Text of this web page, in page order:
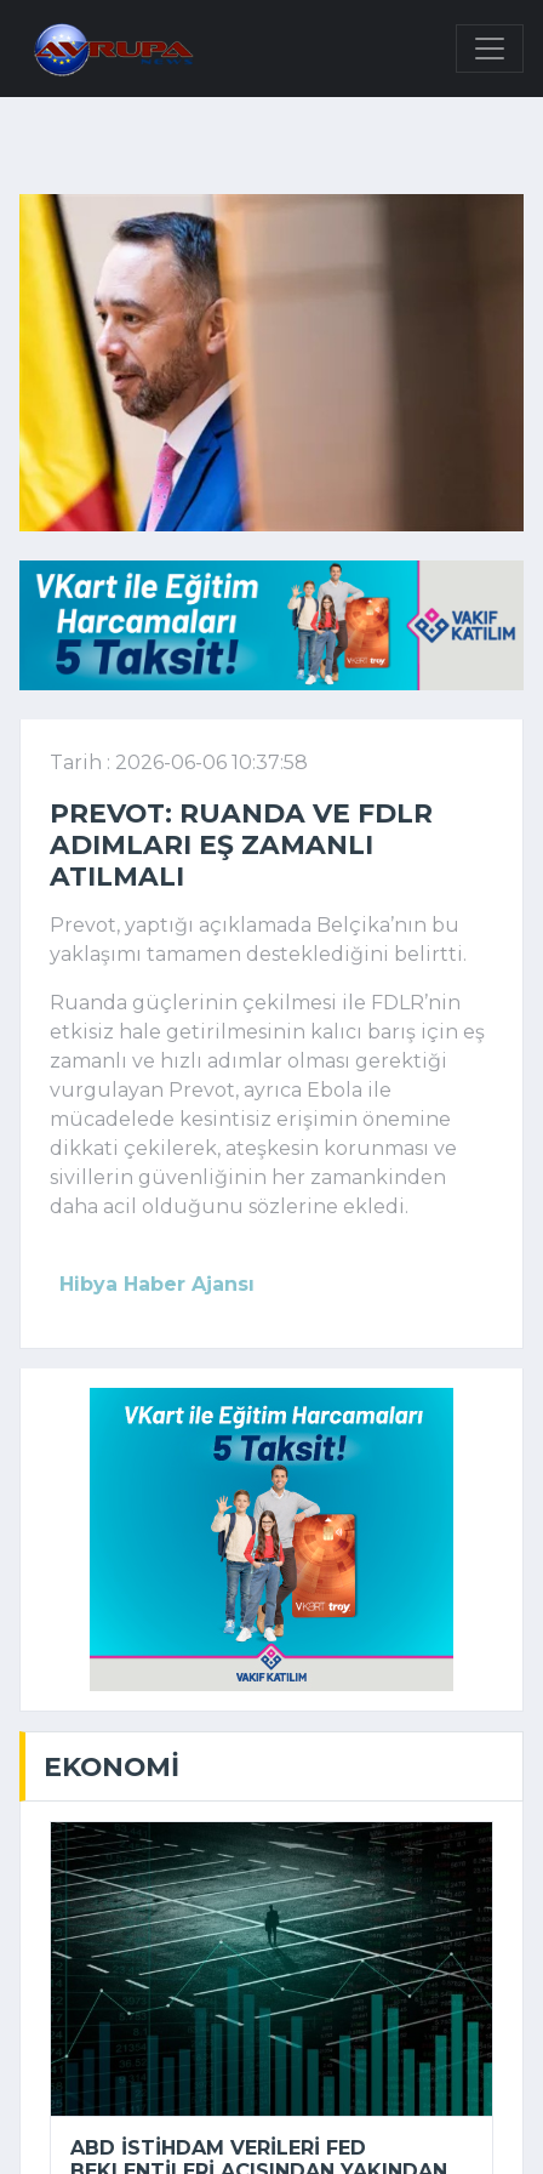
Tarih : 2026-06-06 10:37:58
PREVOT: RUANDA VE FDLR
ADIMLARI EŞ ZAMANLI
ATILMALI
Prevot, yaptığı açıklamada Belçika’nın bu
yaklaşımı tamamen desteklediğini belirtti.
Ruanda güçlerinin çekilmesi ile FDLR’nin
etkisiz hale getirilmesinin kalıcı barış için eş
zamanlı ve hızlı adımlar olması gerektiği
vurgulayan Prevot, ayrıca Ebola ile
mücadelede kesintisiz erişimin önemine
dikkati çekilerek, ateşkesin korunması ve
sivillerin güvenliğinin her zamankinden
daha acil olduğunu sözlerine ekledi.
Hibya Haber Ajansı
EKONOMI
ABD ISTIHDAM VERILERI FED